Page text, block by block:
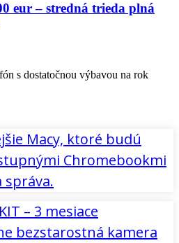
eur – stredná trieda plná
s dostatočnou výbavou na rok
Macy, ktoré budú
Chromebookmi
správa.
– 3 mesiace
bezstarostná kamera